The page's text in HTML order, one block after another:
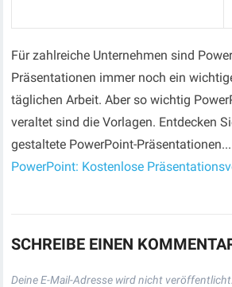
Für zahlreiche Unternehmen sind
Präsentationen immer noch ein
täglichen Arbeit. Aber so wichtig
veraltet sind die Vorlagen. Entdecken
gestaltete PowerPoint-
PowerPoint: Kostenlose
SCHREIBE EINEN
Deine E-Mail-Adresse wird nicht veröffentlicht.